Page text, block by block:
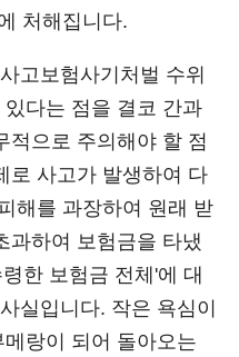
처해집니다.
고보험사기처벌 수위
다는 점을 결코 간과
적으로 주의해야 할 점
로 사고가 발생하여 다
해를 과장하여 원래 받
과하여 보험금을 타냈
한 보험금 전체'에 대
실입니다. 작은 욕심이
랑이 되어 돌아오는